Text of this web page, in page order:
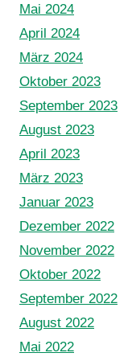
Mai 2024
April 2024
März 2024
Oktober 2023
September 2023
August 2023
April 2023
März 2023
Januar 2023
Dezember 2022
November 2022
Oktober 2022
September 2022
August 2022
Mai 2022